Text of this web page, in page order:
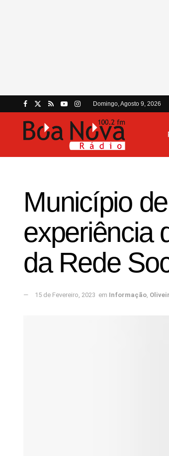
Domingo, Agosto 9, 2026
Município
experiência
da Rede
15 de Fevereiro, 2023 em Informação,